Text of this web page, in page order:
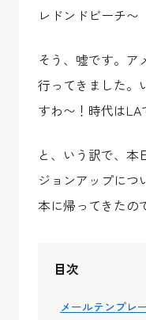
レドンドビーチ〜
そう、嘘です。ア
行ってきました。
すわ〜！時代はLA
と、いう訳で、本
ジョンアップにつ
本に帰ってきたの
目次
メールテンプレ